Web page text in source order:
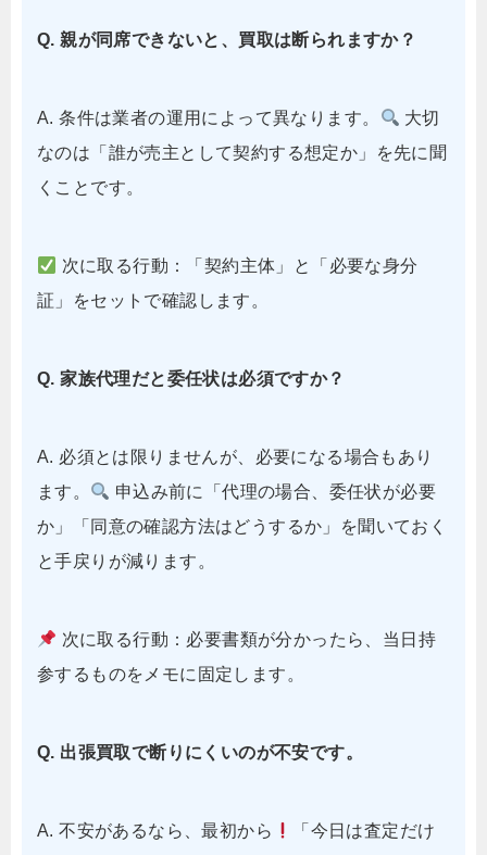
Q. 親が同席できないと、買取は断られますか？
A. 条件は業者の運用によって異なります。
大切
なのは「誰が売主として契約する想定か」を先に聞
くことです。
次に取る行動：「契約主体」と「必要な身分
証」をセットで確認します。
Q. 家族代理だと委任状は必須ですか？
A. 必須とは限りませんが、必要になる場合もあり
ます。
申込み前に「代理の場合、委任状が必要
か」「同意の確認方法はどうするか」を聞いておく
と手戻りが減ります。
次に取る行動：必要書類が分かったら、当日持
参するものをメモに固定します。
Q. 出張買取で断りにくいのが不安です。
A. 不安があるなら、最初から
「今日は査定だけ